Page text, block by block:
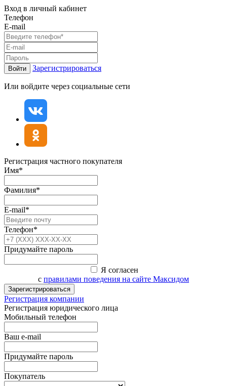
Вход в личный кабинет
Телефон
E-mail
Войти Зарегистрироваться
Или войдите через социальные сети
Регистрация частного покупателя
Имя*
Фамилия*
E-mail*
Телефон*
Придумайте пароль
Я согласен
с правилами поведения на сайте Максидом
Зарегистрироваться
Регистрация компании
Регистрация юридического лица
Мобильный телефон
Ваш e-mail
Придумайте пароль
Покупатель